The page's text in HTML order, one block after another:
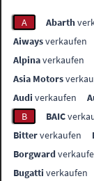
A Abarth
Aiwaysverkaufen
Alpinaverkaufen
Asia Motors
Audi verkaufen
B
BAIC
Bitterverkaufen
Borgward
Bugatti verkaufen